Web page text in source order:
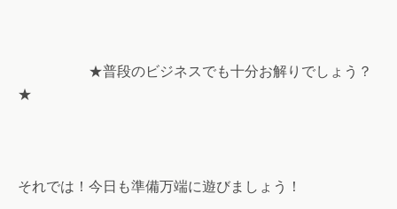
★普段のビジネスでも十分お解りでしょう？
★
それでは！今日も準備万端に遊びましょう！